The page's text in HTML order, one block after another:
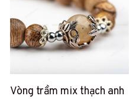
Vòng trầm mix thạch anh